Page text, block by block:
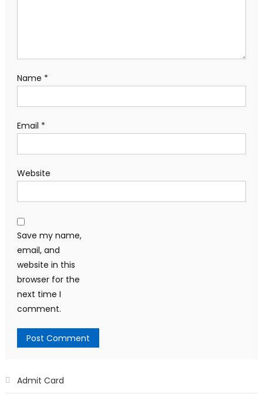
Name *
Email *
Website
Save my name,
email, and
website in this
browser for the
next time I
comment.
Admit Card